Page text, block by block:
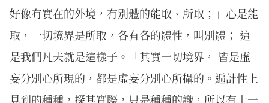
好像有實在的外境，有別體的能取、所取；」心是能
取，一切境界是所取，各有各的體性，叫別體； 這
是我們凡夫就是這樣子。「其實一切境界， 皆是虛
妄分別心所現的，都是虛妄分別心所攝的。遍計性上
見到的種種，探其實際，只是種種的識，所以有十一